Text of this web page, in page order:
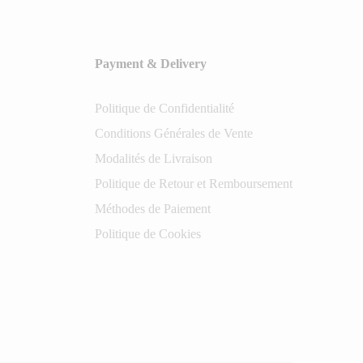
Payment & Delivery
Politique de Confidentialité
Conditions Générales de Vente
Modalités de Livraison
Politique de Retour et Remboursement
Méthodes de Paiement
Politique de Cookies